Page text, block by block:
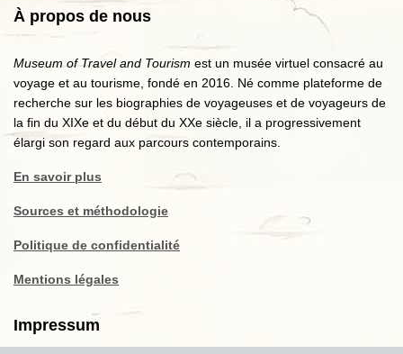
À propos de nous
Museum of Travel and Tourism est un musée virtuel consacré au
voyage et au tourisme, fondé en 2016. Né comme plateforme de
recherche sur les biographies de voyageuses et de voyageurs de
la fin du XIXe et du début du XXe siècle, il a progressivement
élargi son regard aux parcours contemporains.
En savoir plus
Sources et méthodologie
Politique de confidentialité
Mentions légales
Impressum